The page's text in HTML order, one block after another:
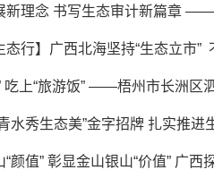
新理念 书写生态审计新篇章
态行】广西北海坚持“生态立市
吃上“旅游饭” ——梧州市长洲区
水秀生态美”金字招牌 扎实推进
颜值” 彰显金山银山“价值” 广